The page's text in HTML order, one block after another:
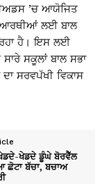
’ਚ ਆਯੋਜਿਤ
ਲਈ ਬਾਲ
ਹੈ। ਇਸ ਲਈ
ਸਕੂਲਾਂ ਬਾਲ ਸਭਾ
ਸਰਵਪੱਖੀ ਵਿਕਾਸ
ਖੇਡਦੇ ਡੂੰਘੇ ਬੋਰਵੈੱਲ
ਛੋਟਾ ਬੱਚਾ, ਬਚਾਅ